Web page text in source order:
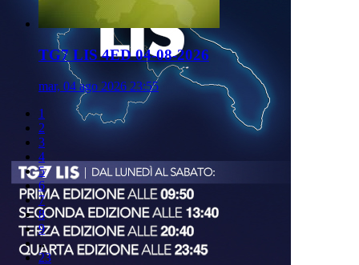
TG7 LIS 4ED 04-08-2026
mar, 04 ago 2026 23:55
1
2
3
4
5
6
7
8
9
..
23